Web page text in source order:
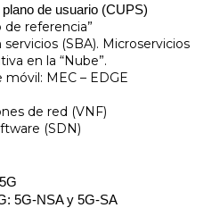
de usuario (CUPS)
referencia”
(SBA). Microservicios
en la “Nube”.
MEC – EDGE
de red (VNF)
(SDN)
5G-NSA y 5G-SA